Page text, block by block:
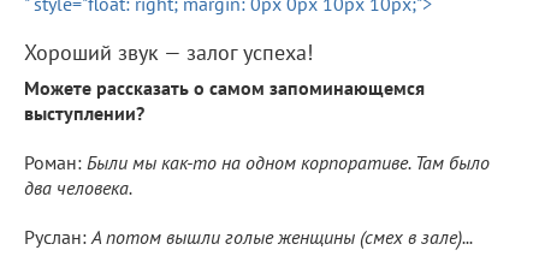
Хороший звук — залог успеха!
Можете рассказать о самом запоминающемся
выступлении?
Роман: Были мы как-то на одном корпоративе. Там было
два человека.
Руслан:А потом вышли голые женщины (смех в зале)...